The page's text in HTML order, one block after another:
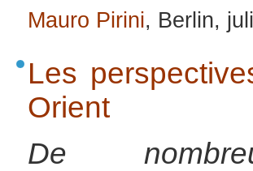
Mauro Pirini, Berlin,
Les
Orient
De